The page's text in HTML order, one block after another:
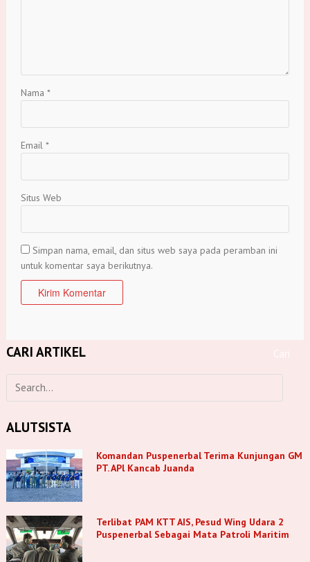
Nama *
Email *
Situs Web
Simpan nama, email, dan situs web saya pada peramban ini
untuk komentar saya berikutnya.
CARI ARTIKEL
ALUTSISTA
Komandan Puspenerbal Terima Kunjungan GM
PT. APl Kancab Juanda
Terlibat PAM KTT AIS, Pesud Wing Udara 2
Puspenerbal Sebagai Mata Patroli Maritim